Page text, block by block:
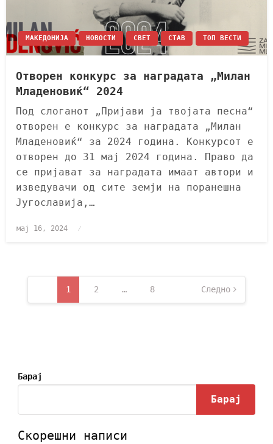
МАКЕДОНИЈА НОВОСТИ СВЕТ СТАВ ТОП ВЕСТИ
Отворен конкурс за наградата „Милан
Младеновиќ“ 2024
Под слоганот „Пријави ја твојата песна“
отворен е конкурс за наградата „Милан
Младеновиќ“ за 2024 година. Конкурсот е
отворен до 31 мај 2024 година. Право да
се пријават за наградата имаат автори и
изведувачи од сите земји на поранешна
Југославија,…
мај 16, 2024
1 2 … 8 Следно
Барај
Барај
Скорешни написи